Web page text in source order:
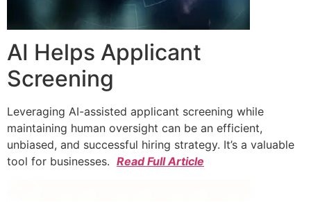
AI Helps Applicant
Screening
Leveraging AI-assisted applicant screening while
maintaining human oversight can be an efficient,
unbiased, and successful hiring strategy. It’s a valuable
tool for businesses. Read Full Article